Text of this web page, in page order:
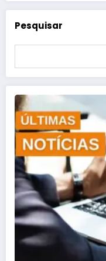
Pesquisar